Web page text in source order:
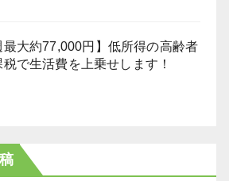
最大約77,000円】低所得の高齢者
で生活費を上乗せします！